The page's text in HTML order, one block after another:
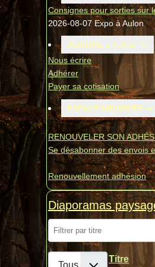
Consignes pour sorties sur
2026-08-07 Expo à Aulon
JOINDRE L'A.M.B.
Nous écrire
Adhérer
Payer sa cotisation
ESPACE MEMBRES
RENOUVELER SON
Se désabonner des envois
Renouvellement adhésion
Diaporamas
Afficher # Titre